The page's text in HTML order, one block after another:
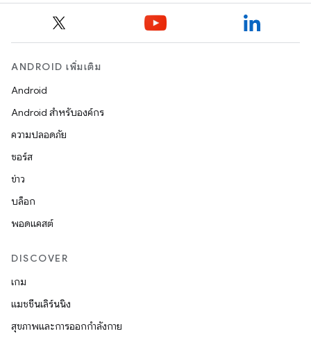
ANDROID เพิ่มเติม
Android
Android สำหรับองค์กร
ความปลอดภัย
ซอร์ส
ข่าว
บล็อก
พอดแคสต์
DISCOVER
เกม
แมชชีนเลิร์นนิง
สุขภาพและการออกกำลังกาย